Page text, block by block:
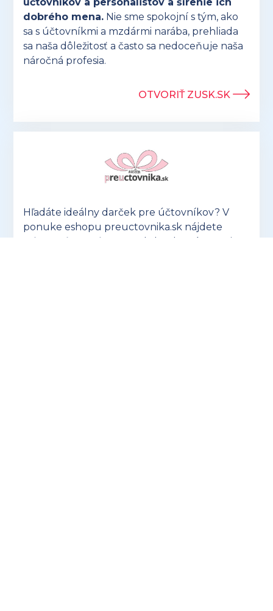
dobrého mena. Nie sme spokojní s tým, ako
sa s účtovníkmi a mzdármi narába, prehliada
sa naša dôležitosť a často sa nedoceňuje naša
náročná profesia.
OTVORIŤ ZUSK.SK
Hľadáte ideálny darček pre účtovníkov? V
ponuke eshopu preuctovnika.sk nájdete